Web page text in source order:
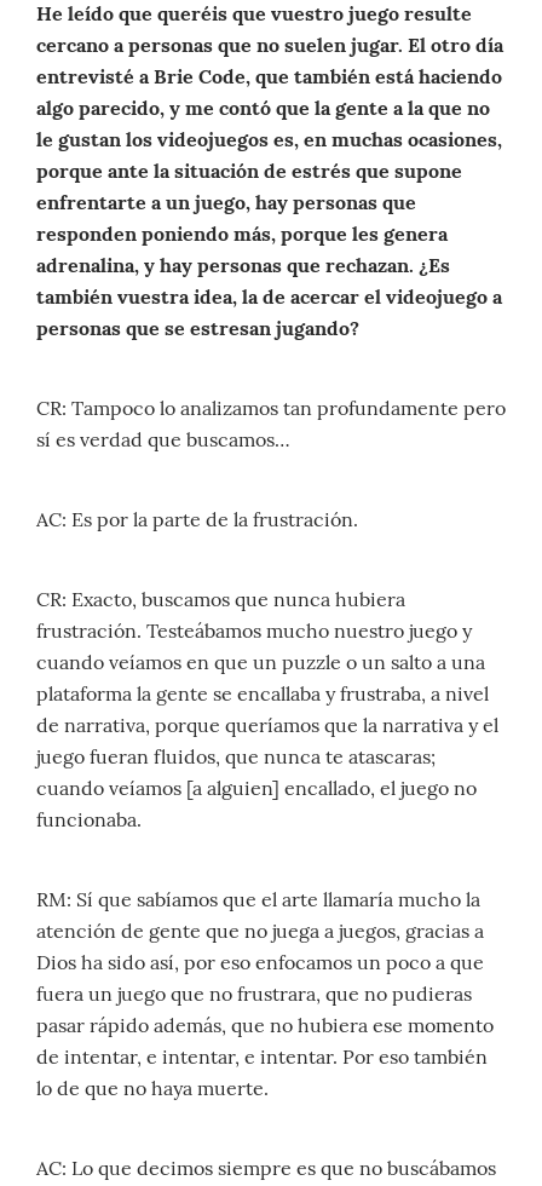
He leído que queréis que vuestro juego resulte
cercano a personas que no suelen jugar. El otro día
entrevisté a Brie Code, que también está haciendo
algo parecido, y me contó que la gente a la que no
le gustan los videojuegos es, en muchas ocasiones,
porque ante la situación de estrés que supone
enfrentarte a un juego, hay personas que
responden poniendo más, porque les genera
adrenalina, y hay personas que rechazan. ¿Es
también vuestra idea, la de acercar el videojuego a
personas que se estresan jugando?
CR: Tampoco lo analizamos tan profundamente pero
sí es verdad que buscamos…
AC: Es por la parte de la frustración.
CR: Exacto, buscamos que nunca hubiera
frustración. Testeábamos mucho nuestro juego y
cuando veíamos en que un puzzle o un salto a una
plataforma la gente se encallaba y frustraba, a nivel
de narrativa, porque queríamos que la narrativa y el
juego fueran fluidos, que nunca te atascaras;
cuando veíamos [a alguien] encallado, el juego no
funcionaba.
RM: Sí que sabíamos que el arte llamaría mucho la
atención de gente que no juega a juegos, gracias a
Dios ha sido así, por eso enfocamos un poco a que
fuera un juego que no frustrara, que no pudieras
pasar rápido además, que no hubiera ese momento
de intentar, e intentar, e intentar. Por eso también
lo de que no haya muerte.
AC: Lo que decimos siempre es que no buscábamos